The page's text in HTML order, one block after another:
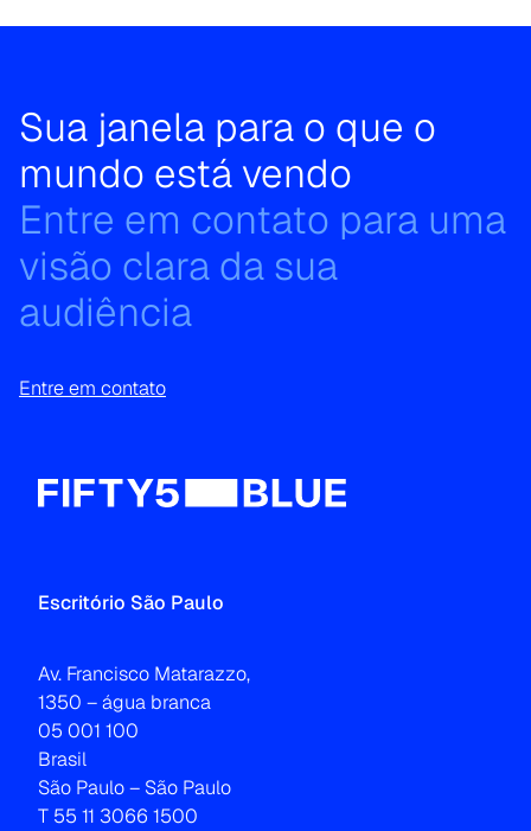
Sua janela para o que o
mundo está vendo
Entre em contato para uma
visão clara da sua
audiência
Entre em contato
Escritório São Paulo
Av. Francisco Matarazzo,
1350 – água branca
05 001 100
Brasil
São Paulo – São Paulo
T 55 11 3066 1500